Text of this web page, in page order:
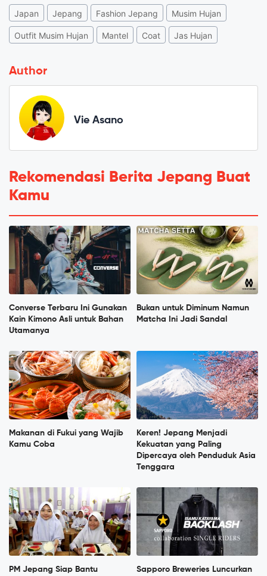
Japan Jepang Fashion Jepang Musim Hujan
Outfit Musim Hujan Mantel Coat Jas Hujan
Author
Vie Asano
Rekomendasi Berita Jepang Buat
Kamu
Converse Terbaru Ini Gunakan
Kain Kimono Asli untuk Bahan
Utamanya
Bukan untuk Diminum Namun
Matcha Ini Jadi Sandal
Makanan di Fukui yang Wajib
Kamu Coba
Keren! Jepang Menjadi
Kekuatan yang Paling
Dipercaya oleh Penduduk Asia
Tenggara
PM Jepang Siap Bantu
Sapporo Breweries Luncurkan